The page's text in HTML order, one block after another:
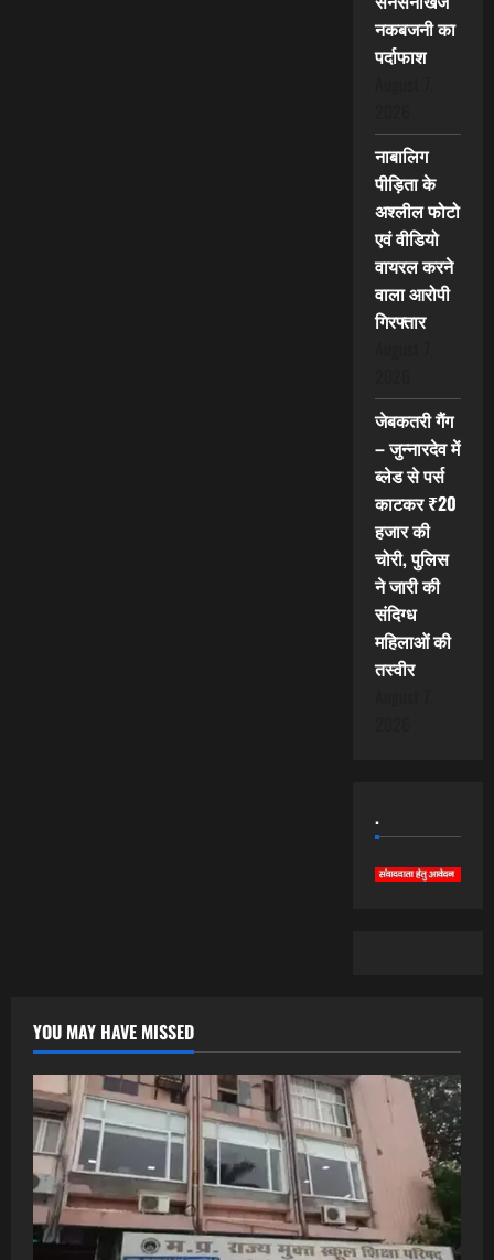
नकबजनी का
पर्दाफाश
नाबालिग
पीड़िता के
अश्लील फोटो
एवं वीडियो
वायरल करने
वाला आरोपी
गिरफ्तार
जेबकतरी गैंग
– जुन्नारदेव में
ब्लेड से पर्स
काटकर ₹20
हजार की
चोरी, पुलिस
ने जारी की
संदिग्ध
महिलाओं की
तस्वीर
.
YOU MAY HAVE MISSED